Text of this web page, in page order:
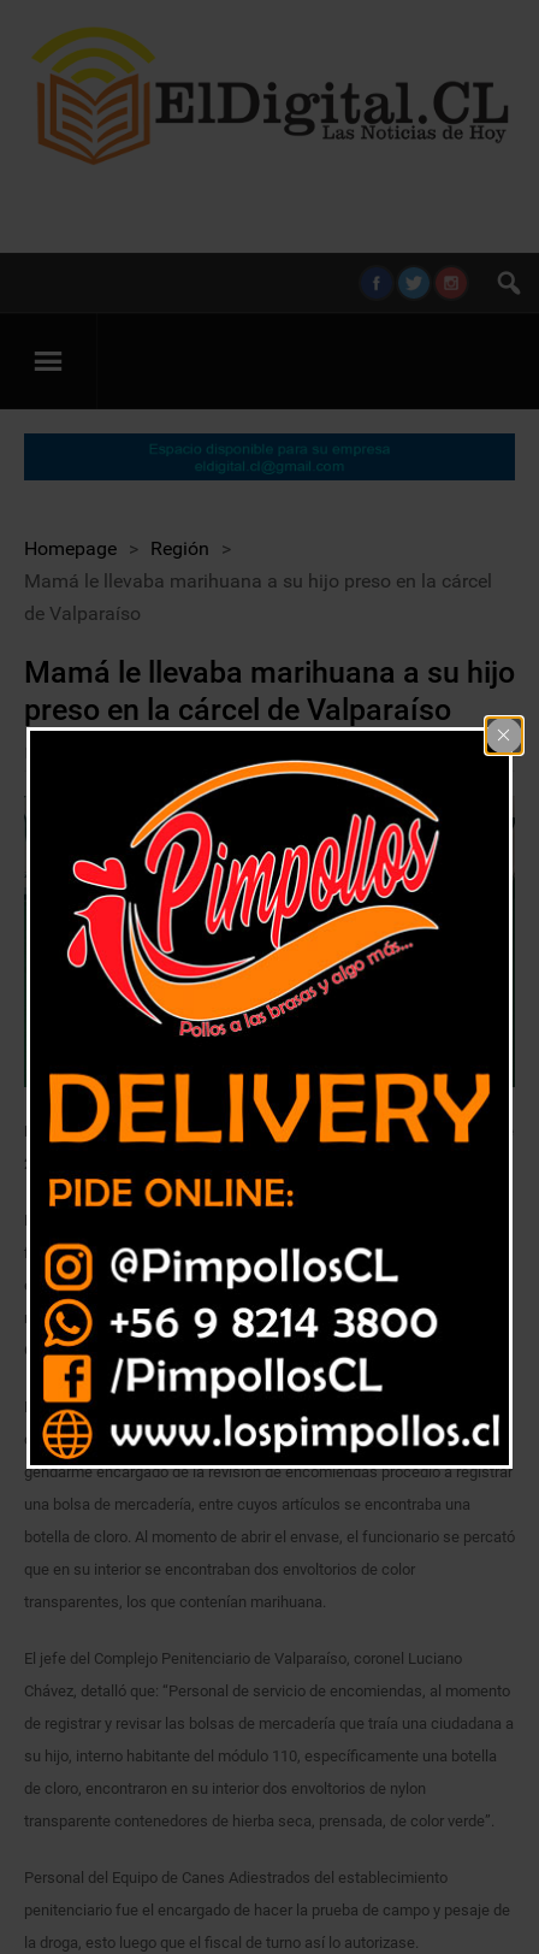
Homepage > Región
>
Mamá le llevaba marihuana a su hijo preso en la cárcel
de Valparaíso
Mamá le llevaba marihuana a su hijo
preso en la cárcel de Valparaíso
De igual forma, en la unidad penal de Los Andes se incautaron cerca de
200 dosis de droga escondidas en un trozo de carne.
Hasta el Complejo Penitenciario de Valparaíso llegó una mujer con la
finalidad de enviarle droga a su hijo que se encuentra privado de libertad
en el módulo 110 de la unidad penal. Sin embargo, los deseos de la
madre no lograron concretarse gracias al trabajo del personal de
Gendarmería.
Las intenciones de la mujer, de iniciales M.R.C.C., quedaron al
descubierto cuando, cerca de las 11:00 horas de ayer, domingo, el
gendarme encargado de la revisión de encomiendas procedió a registrar
una bolsa de mercadería, entre cuyos artículos se encontraba una
botella de cloro. Al momento de abrir el envase, el funcionario se percató
que en su interior se encontraban dos envoltorios de color
transparentes, los que contenían marihuana.
El jefe del Complejo Penitenciario de Valparaíso, coronel Luciano
Chávez, detalló que: “Personal de servicio de encomiendas, al momento
de registrar y revisar las bolsas de mercadería que traía una ciudadana a
su hijo, interno habitante del módulo 110, específicamente una botella
de cloro, encontraron en su interior dos envoltorios de nylon
transparente contenedores de hierba seca, prensada, de color verde”.
Personal del Equipo de Canes Adiestrados del establecimiento
penitenciario fue el encargado de hacer la prueba de campo y pesaje de
la droga, esto luego que el fiscal de turno así lo autorizase.